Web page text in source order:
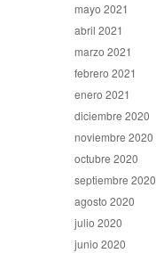
mayo 2021
abril 2021
marzo 2021
febrero 2021
enero 2021
diciembre 2020
noviembre 2020
octubre 2020
septiembre 2020
agosto 2020
julio 2020
junio 2020